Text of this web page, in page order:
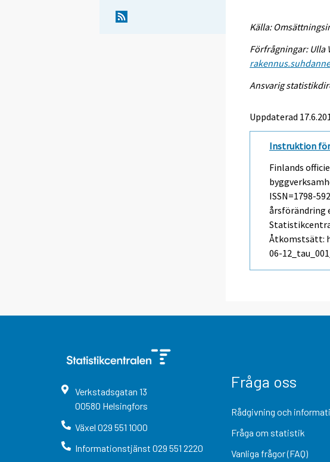
Källa:
Förfrågningar: Ulla
Ansvarig
Uppdaterad
Instruktion
Finlands
ISSN=1798-
årsförändring
Åtkomstsätt:
06-
Verkstadsgatan 13
00580 Helsingfors
Växel 029 551 1000
Informationstjänst 029 551 2220
Fråga oss
Rådgivning och
Fråga om statistik
Vanliga frågor (FAQ)